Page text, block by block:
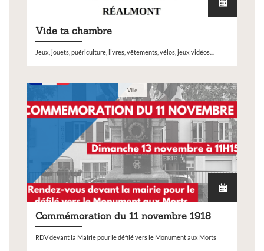
Vide ta chambre
Jeux, jouets, puériculture, livres, vêtements, vélos, jeux vidéos....
Ville
Commémoration du 11 novembre 1918
RDV devant la Mairie pour le défilé vers le Monument aux Morts